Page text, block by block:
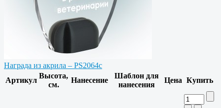
Награда из акрила – PS2064c
Артикул
Высота,
см.
Нанесение
Шаблон для
нанесения
Цена Купить